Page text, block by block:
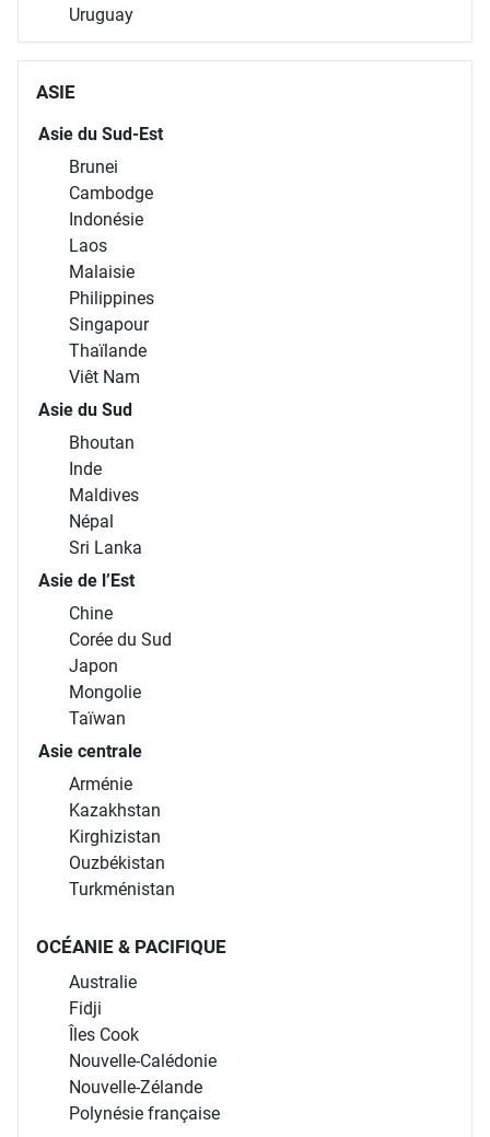
Uruguay
ASIE
Asie du Sud-Est
Brunei
Cambodge
Indonésie
Laos
Malaisie
Philippines
Singapour
Thaïlande
Viêt Nam
Asie du Sud
Bhoutan
Inde
Maldives
Népal
Sri Lanka
Asie de l’Est
Chine
Corée du Sud
Japon
Mongolie
Taïwan
Asie centrale
Arménie
Kazakhstan
Kirghizistan
Ouzbékistan
Turkménistan
OCÉANIE & PACIFIQUE
Australie
Fidji
Îles Cook
Nouvelle-Calédonie
Nouvelle-Zélande
Polynésie française